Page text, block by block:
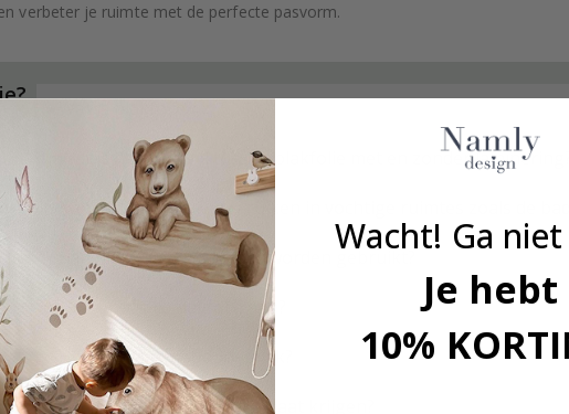
verbeter je ruimte met de perfecte pasvorm.
Wat is het verschil tussen plakfolie met en zonder laminering?
Kan ik de plakfolie gebruiken in vochtige ruimtes zoals de
Kan plakfolie op de vloer worden gebruikt?
Hoe breng ik plakfolie aan?
Hoe reinig ik het oppervlak?
Kan ik een oplossing op maat krijgen?
Wacht! Ga
Je hebt
10%